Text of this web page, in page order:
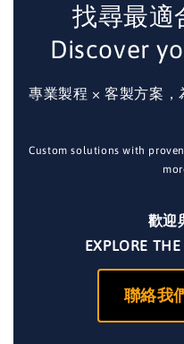
找尋最適
Discover
專業製程 × 客製方案
Custom solutions with
歡迎
EXPLORE
聯絡我